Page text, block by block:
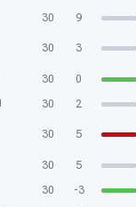
30 9
30 3
30 0
30 2
30 5
30 5
30 -3